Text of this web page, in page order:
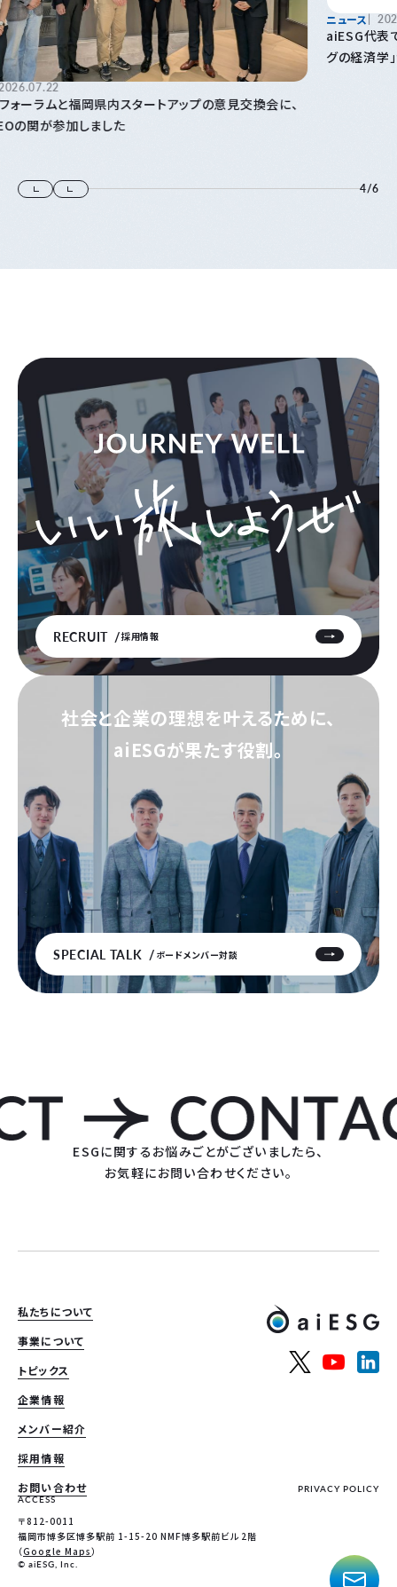
ニュース 2026.06.08
aiESG代表で九州大学主幹教授の馬奈木の著書「ウェルビーイン
グの経済学」が出版されました
4/6
RECRUIT 採用情報
社会と企業の理想を叶えるために、
aiESGが果たす役割。
SPECIAL TALK ボードメンバー対談
ESGに関するお悩みごとがございましたら、
お気軽にお問い合わせください。
私たちについて
事業について
トピックス
企業情報
メンバー紹介
採用情報
お問い合わせ
PRIVACY POLICY
ACCESS
〒812-0011
福岡市博多区博多駅前 1-15-20 NMF博多駅前ビル 2階
（Google Maps）
© aiESG, Inc.